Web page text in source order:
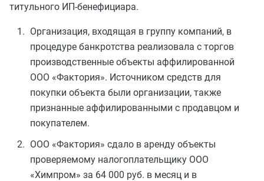
титульного ИП-бенефициара.
Организация, входящая в группу компаний, в
процедуре банкротства реализовала с торгов
производственные объекты аффилированной
ООО «Фактория». Источником средств для
покупки объекта были организации, также
признанные аффилированными с продавцом и
покупателем.
ООО «Фактория» сдало в аренду объекты
проверяемому налогоплательщику ООО
«Химпром» за 64 000 руб. в месяц и в